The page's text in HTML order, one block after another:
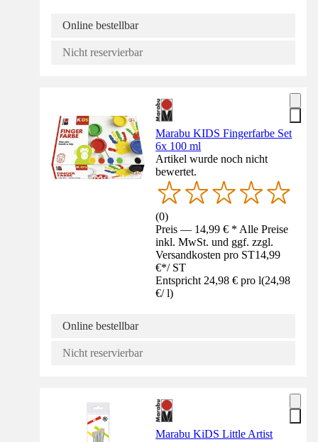
Online bestellbar
Nicht reservierbar
Marabu KIDS Fingerfarbe Set
6x 100 ml
Artikel wurde noch nicht
bewertet.
(0)
Preis — 14,99 € * Alle Preise
inkl. MwSt. und ggf. zzgl.
Versandkosten pro ST14,99
€*/ ST
Entspricht 24,98 € pro l(24,98
€/ l)
Online bestellbar
Nicht reservierbar
Marabu KiDS Little Artist